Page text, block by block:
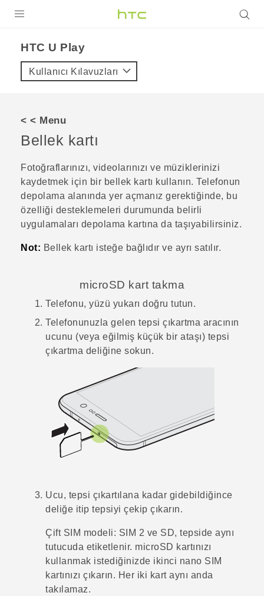
VIVE
VIVERSE
DESTEK
HTC U Play‎
Kullanıcı Kılavuzları
< < Menu
Bellek kartı
Fotoğraflarınızı, videolarınızı ve müziklerinizi
kaydetmek için bir bellek kartı kullanın. Telefonun
depolama alanında yer açmanız gerektiğinde, bu
özelliği desteklemeleri durumunda belirli
uygulamaları depolama kartına da taşıyabilirsiniz.
Not: Bellek kartı isteğe bağlıdır ve ayrı satılır.
microSD kart takma
Telefonu, yüzü yukarı doğru tutun.
Telefonunuzla gelen tepsi çıkartma aracının
ucunu (veya eğilmiş küçük bir ataşı) tepsi
çıkartma deliğine sokun.
Ucu, tepsi çıkartılana kadar gidebildiğince
deliğe itip tepsiyi çekip çıkarın.
Çift SIM modeli: SIM 2 ve SD, tepside aynı
tutucuda etiketlenir. microSD kartınızı
kullanmak istediğinizde ikinci nano SIM
kartınızı çıkarın. Her iki kart aynı anda
takılamaz.